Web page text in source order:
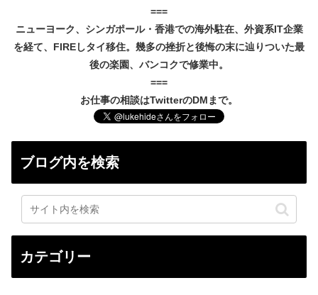
===
ニューヨーク、シンガポール・香港での海外駐在、外資系IT企業
を経て、FIREしタイ移住。幾多の挫折と後悔の末に辿りついた最
後の楽園、バンコクで修業中。
===
お仕事の相談はTwitterのDMまで。
ブログ内を検索
カテゴリー